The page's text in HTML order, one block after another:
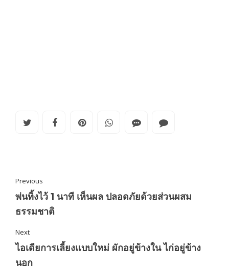
Previous
พ่นทิ้งไว้ 1 นาที เห็นผล ปลอดภัยด้วยส่วนผสม
ธรรมชาติ
Next
ไอเดียการเลี้ยงแบบใหม่ ผักอยู่ข้างใน ไก่อยู่ข้าง
นอก